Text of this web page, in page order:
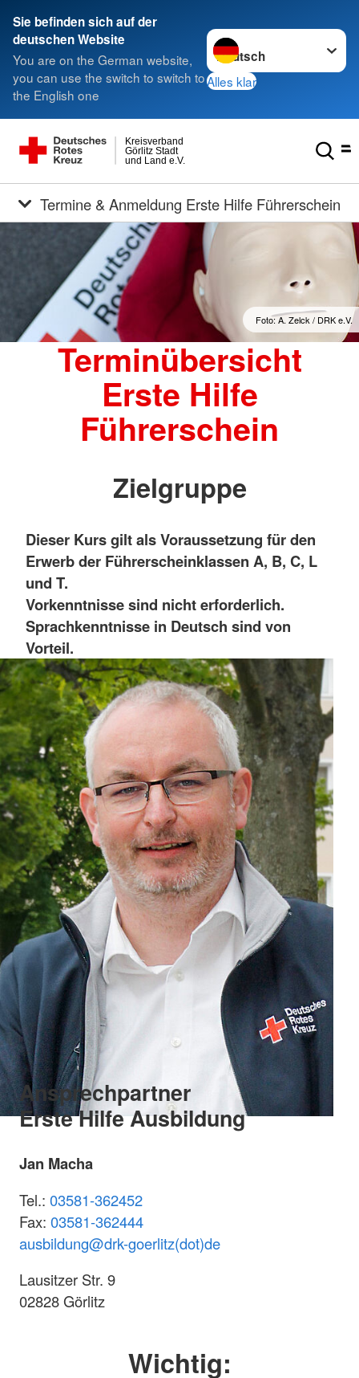
Sie befinden sich auf der
deutschen Website
You are on the German website,
you can use the switch to switch to
the English one
Sprache wechseln zu
Alles klar
und Land e.V.
Görlitz Stadt
Kreisverband
Termine & Anmeldung Erste Hilfe Führerschein
Foto: A. Zelck / DRK e.V.
Terminübersicht
Erste Hilfe
Führerschein
Zielgruppe
Dieser Kurs gilt als Voraussetzung für den
Erwerb der Führerscheinklassen A, B, C, L
und T.
Vorkenntnisse sind nicht erforderlich.
Sprachkenntnisse in Deutsch sind von
Vorteil.
Ansprechpartner
Erste Hilfe Ausbildung
Jan Macha
Tel.: 03581-362452
Fax: 03581-362444
ausbildung@drk-goerlitz(dot)de
Lausitzer Str. 9
02828 Görlitz
Wichtig: